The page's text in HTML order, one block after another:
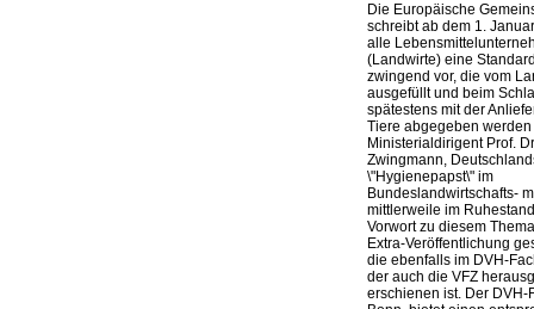
Die Europäische
schreibt ab dem 1.
alle
(Landwirte) eine
zwingend vor, die vom
ausgefüllt und beim
spätestens mit der
Tiere abgegeben werden
Ministerialdirigent Prof.
Zwingmann,
\"Hygienepapst\" im
Bundeslandwirtschafts-
mittlerweile im
Vorwort zu diesem
Extra-Veröffentlichung
die ebenfalls im DVH-
der auch die VFZ
erschienen ist. Der DVH-